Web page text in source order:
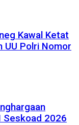
Kawal Ketat
UU Polri Nomor
Seskoad 2026